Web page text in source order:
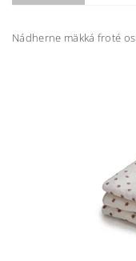
Nádherne mäkká froté